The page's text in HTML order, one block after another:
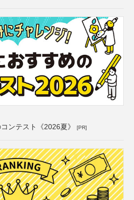
ンテスト《2026夏》 [PR]